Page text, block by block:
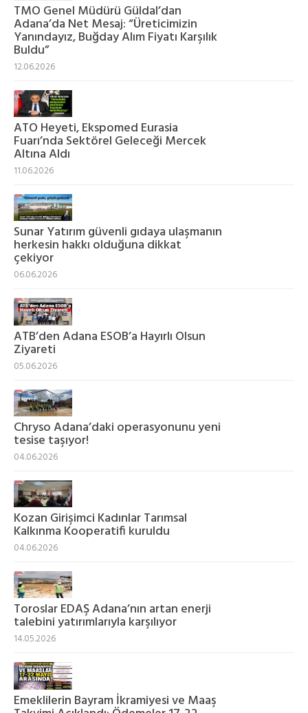
TMO Genel Müdürü Güldal’dan
Adana’da Net Mesaj: “Üreticimizin
Yanındayız, Buğday Alım Fiyatı Karşılık
Buldu”
12.06.2026
ATO Heyeti, Ekspomed Eurasia
Fuarı’nda Sektörel Geleceği Mercek
Altına Aldı
11.06.2026
Sunar Yatırım güvenli gıdaya ulaşmanın
herkesin hakkı olduğuna dikkat
çekiyor
06.06.2026
ATB’den Adana ESOB’a Hayırlı Olsun
Ziyareti
05.06.2026
Chryso Adana’daki operasyonunu yeni
tesise taşıyor!
04.06.2026
Kozan Girişimci Kadınlar Tarımsal
Kalkınma Kooperatifi kuruldu
04.06.2026
Toroslar EDAŞ Adana’nın artan enerji
talebini yatırımlarıyla karşılıyor
14.05.2026
Emeklilerin Bayram İkramiyesi ve Maaş